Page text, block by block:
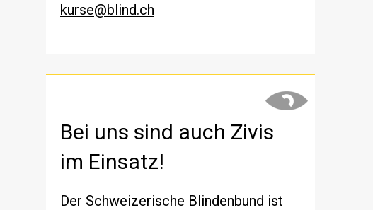
kurse@blind.ch
Bei uns sind auch Zivis
im Einsatz!
Der Schweizerische Blindenbund ist